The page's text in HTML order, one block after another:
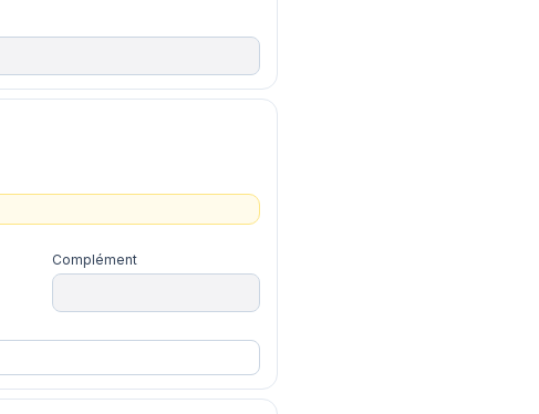
Complément